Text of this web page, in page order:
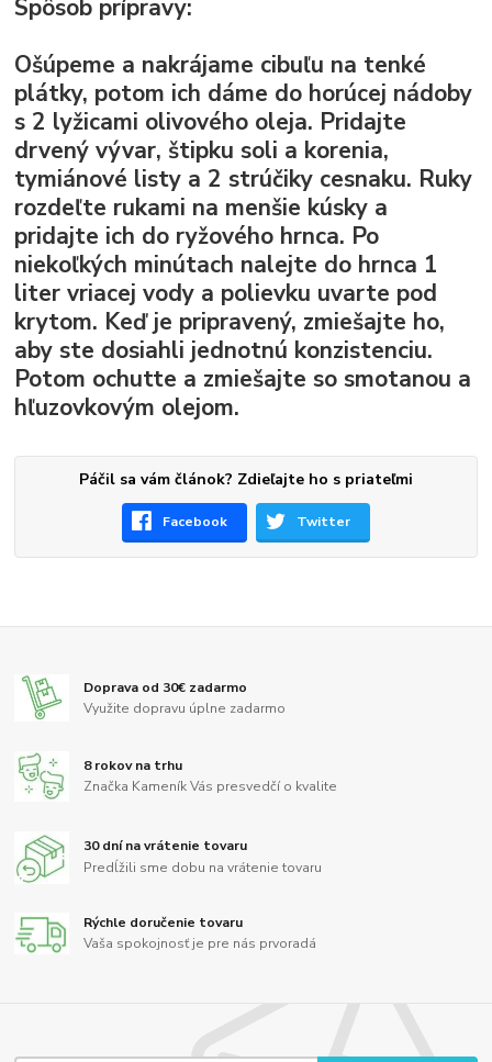
Spôsob prípravy:
Ošúpeme a nakrájame cibuľu na tenké
plátky, potom ich dáme do horúcej nádoby
s 2 lyžicami olivového oleja. Pridajte
drvený vývar, štipku soli a korenia,
tymiánové listy a 2 strúčiky cesnaku. Ruky
rozdeľte rukami na menšie kúsky a
pridajte ich do ryžového hrnca. Po
niekoľkých minútach nalejte do hrnca 1
liter vriacej vody a polievku uvarte pod
krytom. Keď je pripravený, zmiešajte ho,
aby ste dosiahli jednotnú konzistenciu.
Potom ochutte a zmiešajte so smotanou a
hľuzovkovým olejom.
Páčil sa vám článok? Zdieľajte ho s priateľmi
Facebook Twitter
Doprava od 30€ zadarmo
Využite dopravu úplne zadarmo
8 rokov na trhu
Značka Kameník Vás presvedčí o kvalite
30 dní na vrátenie tovaru
Predĺžili sme dobu na vrátenie tovaru
Rýchle doručenie tovaru
Vaša spokojnosť je pre nás prvoradá